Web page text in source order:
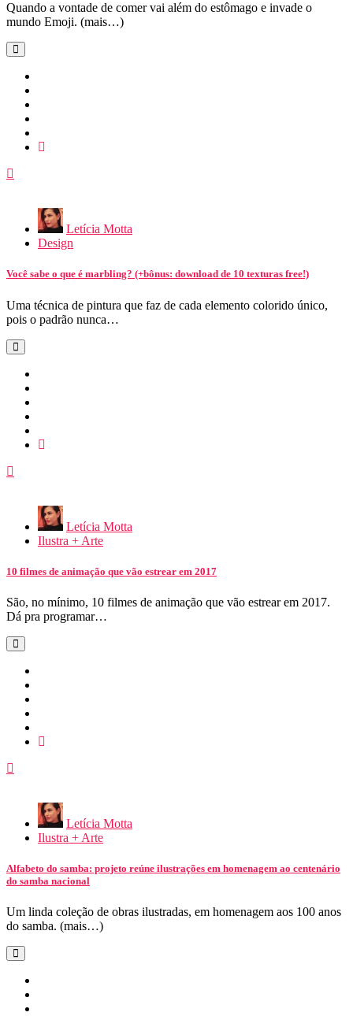
Quando a vontade de comer vai além do estômago e invade o
mundo Emoji. (mais…)
Letícia Motta
Design
Você sabe o que é marbling? (+bônus: download de 10 texturas free!)
Uma técnica de pintura que faz de cada elemento colorido único,
pois o padrão nunca…
Letícia Motta
Ilustra + Arte
10 filmes de animação que vão estrear em 2017
São, no mínimo, 10 filmes de animação que vão estrear em 2017.
Dá pra programar…
Letícia Motta
Ilustra + Arte
Alfabeto do samba: projeto reúne ilustrações em homenagem ao centenário
do samba nacional
Um linda coleção de obras ilustradas, em homenagem aos 100 anos
do samba. (mais…)